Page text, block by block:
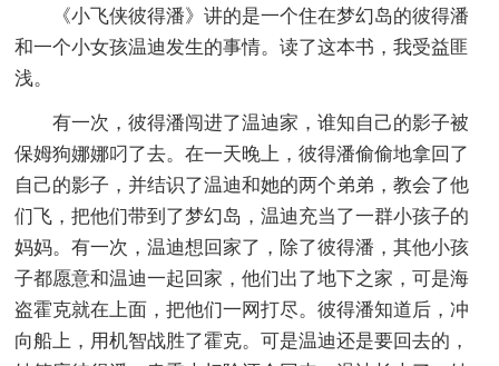
《小飞侠彼得潘》讲的是一个住在梦幻岛的彼得潘
和一个小女孩温迪发生的事情。读了这本书，我受益匪
浅。
有一次，彼得潘闯进了温迪家，谁知自己的影子被
保姆狗娜娜叼了去。在一天晚上，彼得潘偷偷地拿回了
自己的影子，并结识了温迪和她的两个弟弟，教会了他
们飞，把他们带到了梦幻岛，温迪充当了一群小孩子的
妈妈。有一次，温迪想回家了，除了彼得潘，其他小孩
子都愿意和温迪一起回家，他们出了地下之家，可是海
盗霍克就在上面，把他们一网打尽。彼得潘知道后，冲
向船上，用机智战胜了霍克。可是温迪还是要回去的，